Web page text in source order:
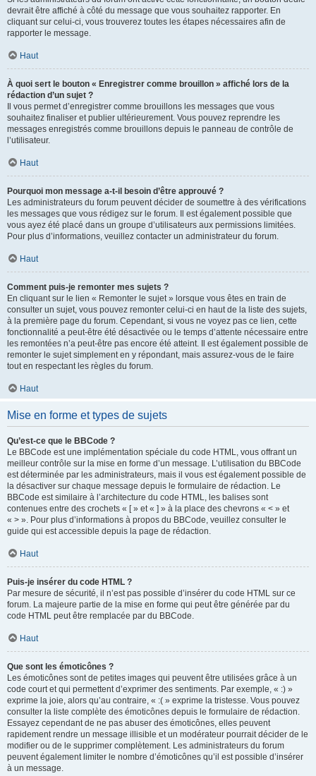
devrait être affiché à côté du message que vous souhaitez rapporter. En
cliquant sur celui-ci, vous trouverez toutes les étapes nécessaires afin de
rapporter le message.
Haut
À quoi sert le bouton « Enregistrer comme brouillon » affiché lors de la
rédaction d’un sujet ?
Il vous permet d’enregistrer comme brouillons les messages que vous
souhaitez finaliser et publier ultérieurement. Vous pouvez reprendre les
messages enregistrés comme brouillons depuis le panneau de contrôle de
l’utilisateur.
Haut
Pourquoi mon message a-t-il besoin d’être approuvé ?
Les administrateurs du forum peuvent décider de soumettre à des vérifications
les messages que vous rédigez sur le forum. Il est également possible que
vous ayez été placé dans un groupe d’utilisateurs aux permissions limitées.
Pour plus d’informations, veuillez contacter un administrateur du forum.
Haut
Comment puis-je remonter mes sujets ?
En cliquant sur le lien « Remonter le sujet » lorsque vous êtes en train de
consulter un sujet, vous pouvez remonter celui-ci en haut de la liste des sujets,
à la première page du forum. Cependant, si vous ne voyez pas ce lien, cette
fonctionnalité a peut-être été désactivée ou le temps d’attente nécessaire entre
les remontées n’a peut-être pas encore été atteint. Il est également possible de
remonter le sujet simplement en y répondant, mais assurez-vous de le faire
tout en respectant les règles du forum.
Haut
Mise en forme et types de sujets
Qu’est-ce que le BBCode ?
Le BBCode est une implémentation spéciale du code HTML, vous offrant un
meilleur contrôle sur la mise en forme d’un message. L’utilisation du BBCode
est déterminée par les administrateurs, mais il vous est également possible de
la désactiver sur chaque message depuis le formulaire de rédaction. Le
BBCode est similaire à l’architecture du code HTML, les balises sont
contenues entre des crochets « [ » et « ] » à la place des chevrons « < » et
« > ». Pour plus d’informations à propos du BBCode, veuillez consulter le
guide qui est accessible depuis la page de rédaction.
Haut
Puis-je insérer du code HTML ?
Par mesure de sécurité, il n’est pas possible d’insérer du code HTML sur ce
forum. La majeure partie de la mise en forme qui peut être générée par du
code HTML peut être remplacée par du BBCode.
Haut
Que sont les émoticônes ?
Les émoticônes sont de petites images qui peuvent être utilisées grâce à un
code court et qui permettent d’exprimer des sentiments. Par exemple, « :) »
exprime la joie, alors qu’au contraire, « :( » exprime la tristesse. Vous pouvez
consulter la liste complète des émoticônes depuis le formulaire de rédaction.
Essayez cependant de ne pas abuser des émoticônes, elles peuvent
rapidement rendre un message illisible et un modérateur pourrait décider de le
modifier ou de le supprimer complètement. Les administrateurs du forum
peuvent également limiter le nombre d’émoticônes qu’il est possible d’insérer
à un message.